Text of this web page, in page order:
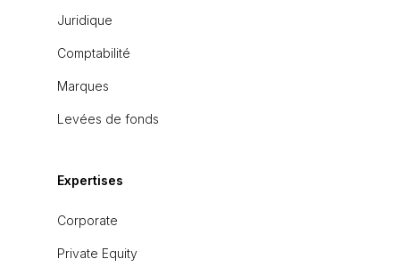
Juridique
Comptabilité
Marques
Levées de fonds
Expertises
Corporate
Private Equity